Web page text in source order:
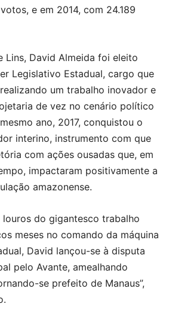
e em 2014, com 24.189
Lins, David Almeida foi eleito
Legislativo Estadual, cargo que
um trabalho inovador e
de vez no cenário político
ano, 2017, conquistou o
interino, instrumento com que
com ações ousadas que, em
impactaram positivamente a
amazonense.
louros do gigantesco trabalho
meses no comando da máquina
David lançou-se à disputa
pelo Avante, amealhando
se prefeito de Manaus”,